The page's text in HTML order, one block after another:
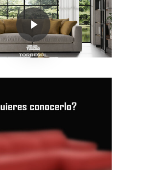
Play Video